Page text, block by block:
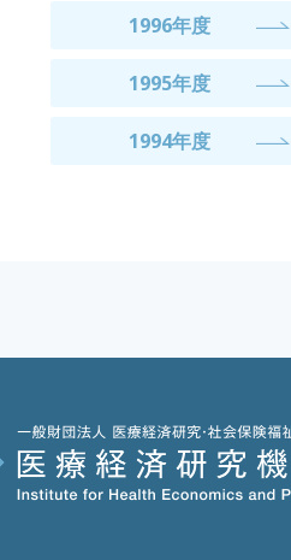
1996年度
1995年度
1994年度